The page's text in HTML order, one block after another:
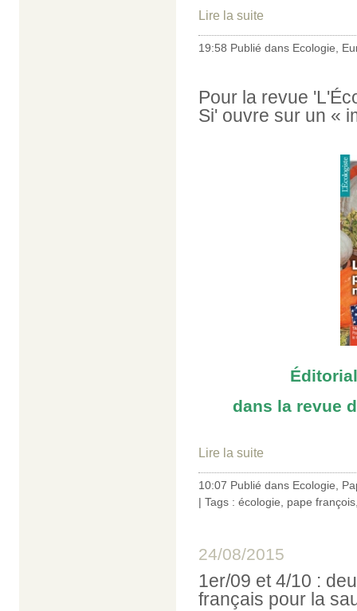
Lire la suite
19:58 Publié dans Ecologie
Pour la revue
Si' ouvre sur un «
dans la revue
Lire la suite
10:07 Publié dans Ecologie,
| Tags : écologie, pape françois
24/08/2015
1er/09 et 4/10 :
français pour la